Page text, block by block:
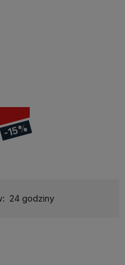
-15%
24 godziny